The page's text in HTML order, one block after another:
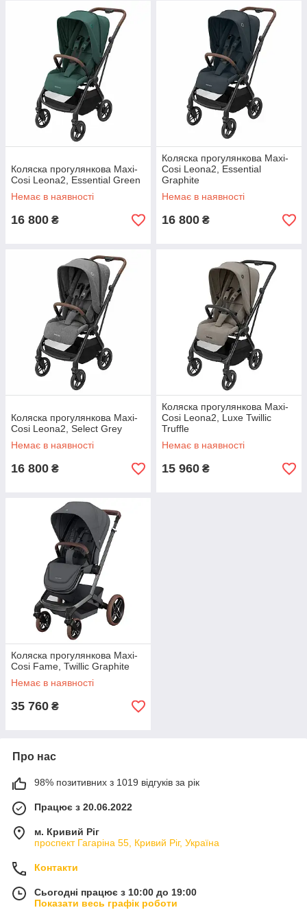
Коляска прогулянкова Maxi-
Cosi Leona2, Essential Green
Немає в наявності
16 800 ₴
Коляска прогулянкова Maxi-
Cosi Leona2, Essential
Graphite
Немає в наявності
16 800 ₴
Коляска прогулянкова Maxi-
Cosi Leona2, Select Grey
Немає в наявності
16 800 ₴
Коляска прогулянкова Maxi-
Cosi Leona2, Luxe Twillic
Truffle
Немає в наявності
15 960 ₴
Коляска прогулянкова Maxi-
Cosi Fame, Twillic Graphite
Немає в наявності
35 760 ₴
Про нас
98% позитивних з 1019 відгуків за рік
Працює з 20.06.2022
м. Кривий Ріг
проспект Гагаріна 55, Кривий Ріг, Україна
Контакти
Сьогодні працює з 10:00 до 19:00
Показати весь графік роботи